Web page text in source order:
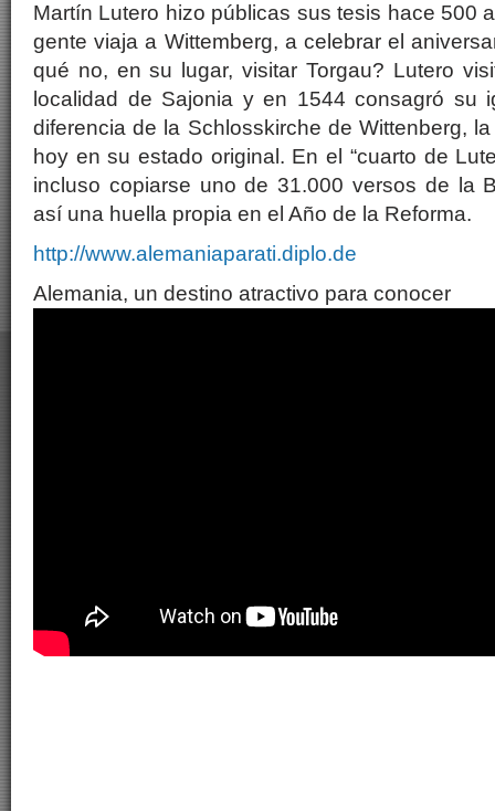
Martín Lutero hizo públicas sus tesis hace 500
gente viaja a Wittemberg, a celebrar el
qué no, en su lugar, visitar Torgau? Lutero
localidad de Sajonia y en 1544 consagró su
diferencia de la Schlosskirche de Wittenberg,
hoy en su estado original. En el “cuarto de
incluso copiarse uno de 31.000 versos de la
así una huella propia en el Año de la Reforma.
http://www.alemaniaparati.diplo.de
Alemania, un destino atractivo para conocer